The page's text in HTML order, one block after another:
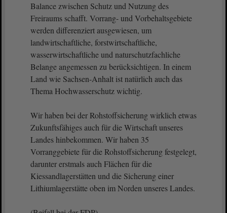
Balance zwischen Schutz und Nutzung des
Freiraums schafft. Vorrang- und Vorbehaltsgebiete
werden differenziert ausgewiesen, um
landwirtschaftliche, forstwirtschaftliche,
wasserwirtschaftliche und naturschutzfachliche
Belange angemessen zu berücksichtigen. In einem
Land wie Sachsen-Anhalt ist natürlich auch das
Thema Hochwasserschutz wichtig.
Wir haben bei der Rohstoffsicherung wirklich etwas
Zukunftsfähiges auch für die Wirtschaft unseres
Landes hinbekommen. Wir haben 35
Vorranggebiete für die Rohstoffsicherung festgelegt,
darunter erstmals auch Flächen für die
Kiessandlagerstätten und die Sicherung einer
Lithiumlagerstätte oben im Norden unseres Landes.